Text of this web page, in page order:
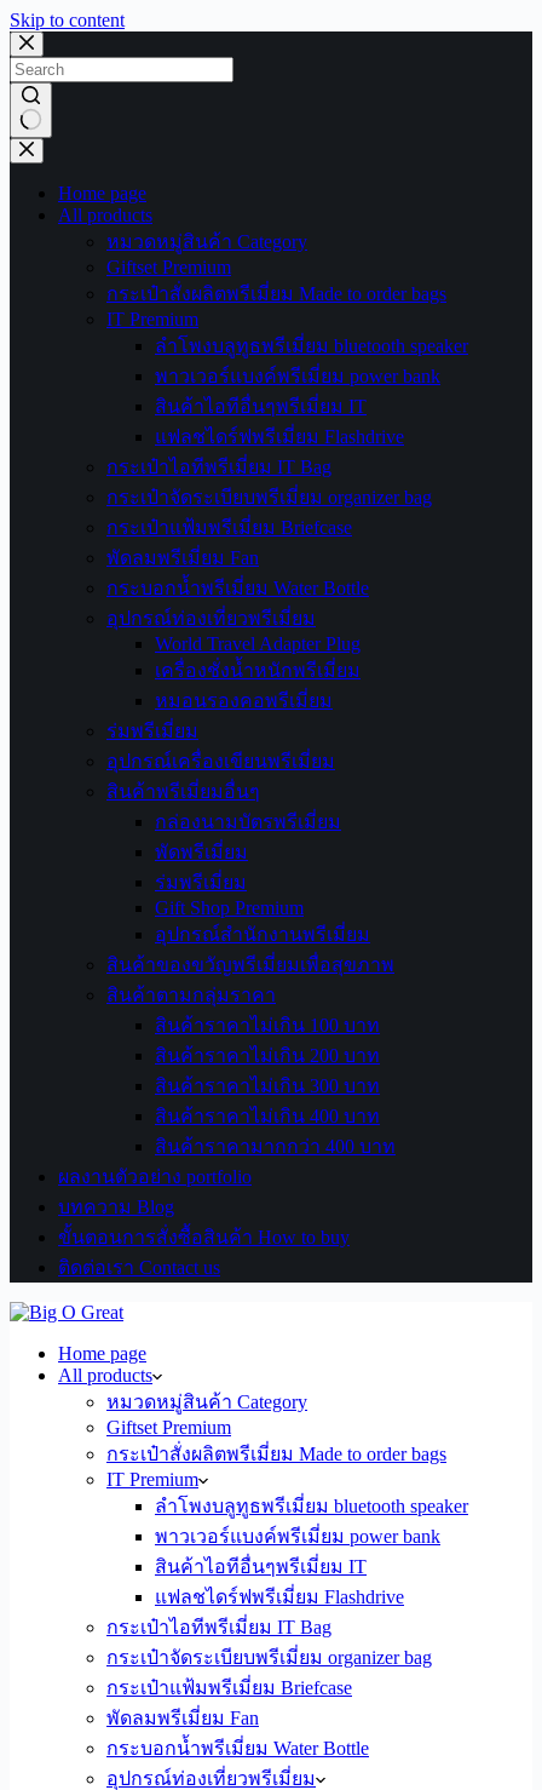
Skip to content
No
results
Home page
All products
หมวดหมู่สินค้า Category
Giftset Premium
กระเป๋าสั่งผลิตพรีเมี่ยม Made to order bags
IT Premium
ลำโพงบลูทูธพรีเมี่ยม bluetooth speaker
พาวเวอร์แบงค์พรีเมี่ยม power bank
สินค้าไอทีอื่นๆพรีเมี่ยม IT
แฟลชไดร์ฟพรีเมี่ยม Flashdrive
กระเป๋าไอทีพรีเมี่ยม IT Bag
กระเป๋าจัดระเบียบพรีเมี่ยม organizer bag
กระเป๋าแฟ้มพรีเมี่ยม Briefcase
พัดลมพรีเมี่ยม Fan
กระบอกน้ำพรีเมี่ยม Water Bottle
อุปกรณ์ท่องเที่ยวพรีเมี่ยม
World Travel Adapter Plug
เครื่องชั่งน้ำหนักพรีเมี่ยม
หมอนรองคอพรีเมี่ยม
ร่มพรีเมี่ยม
อุปกรณ์เครื่องเขียนพรีเมี่ยม
สินค้าพรีเมี่ยมอื่นๆ
กล่องนามบัตรพรีเมี่ยม
พัดพรีเมี่ยม
ร่มพรีเมี่ยม
Gift Shop Premium
อุปกรณ์สำนักงานพรีเมี่ยม
สินค้าของขวัญพรีเมี่ยมเพื่อสุขภาพ
สินค้าตามกลุ่มราคา
สินค้าราคาไม่เกิน 100 บาท
สินค้าราคาไม่เกิน 200 บาท
สินค้าราคาไม่เกิน 300 บาท
สินค้าราคาไม่เกิน 400 บาท
สินค้าราคามากกว่า 400 บาท
ผลงานตัวอย่าง portfolio
บทความ Blog
ขั้นตอนการสั่งซื้อสินค้า How to buy
ติดต่อเรา Contact us
Home page
All products
หมวดหมู่สินค้า Category
Giftset Premium
กระเป๋าสั่งผลิตพรีเมี่ยม Made to order bags
IT Premium
ลำโพงบลูทูธพรีเมี่ยม bluetooth speaker
พาวเวอร์แบงค์พรีเมี่ยม power bank
สินค้าไอทีอื่นๆพรีเมี่ยม IT
แฟลชไดร์ฟพรีเมี่ยม Flashdrive
กระเป๋าไอทีพรีเมี่ยม IT Bag
กระเป๋าจัดระเบียบพรีเมี่ยม organizer bag
กระเป๋าแฟ้มพรีเมี่ยม Briefcase
พัดลมพรีเมี่ยม Fan
กระบอกน้ำพรีเมี่ยม Water Bottle
อุปกรณ์ท่องเที่ยวพรีเมี่ยม